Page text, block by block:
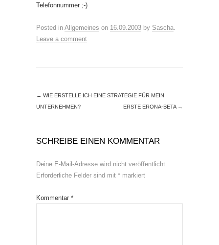
Telefonnummer ;-)
Posted in Allgemeines on 16.09.2003 by Sascha.
Leave a comment
← WIE ERSTELLE ICH EINE STRATEGIE FÜR MEIN
UNTERNEHMEN?
ERSTE ERONA-BETA →
SCHREIBE EINEN KOMMENTAR
Deine E-Mail-Adresse wird nicht veröffentlicht.
Erforderliche Felder sind mit * markiert
Kommentar *